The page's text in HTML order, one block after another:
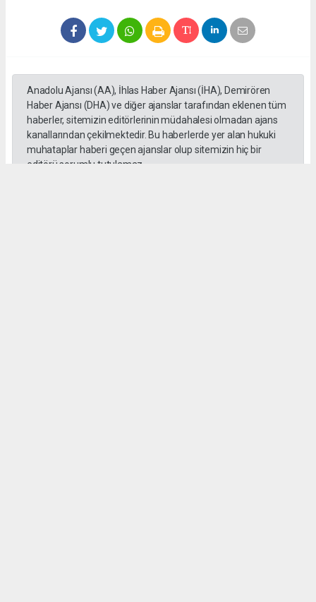
Anadolu Ajansı (AA), İhlas Haber Ajansı (İHA), Demirören
Haber Ajansı (DHA) ve diğer ajanslar tarafından eklenen tüm
haberler, sitemizin editörlerinin müdahalesi olmadan ajans
kanallarından çekilmektedir. Bu haberlerde yer alan hukuki
muhataplar haberi geçen ajanslar olup sitemizin hiç bir
editörü sorumlu tutulamaz...